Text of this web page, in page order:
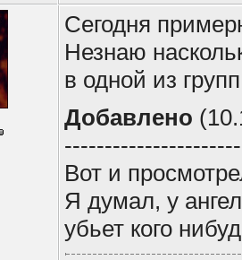
Сегодня
Незнаю
в одной из
Добавлено
Вот и
Я думал, у
убьет кого